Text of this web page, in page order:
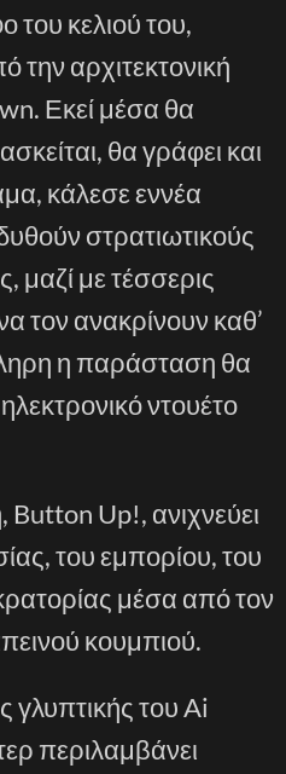
του κελιού του,
αρχιτεκτονική
Εκεί μέσα θα
θα γράφει και
κάλεσε εννέα
στρατιωτικούς
μαζί με τέσσερις
τον ανακρίνουν καθ’
η παράσταση θα
ντουέτο
Button Up!, ανιχνεύει
του εμπορίου, του
μέσα από τον
κουμπιού.
γλυπτικής του Ai
περιλαμβάνει